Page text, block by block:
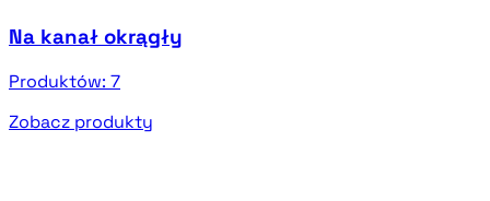
Na kanał okrągły
Produktów: 7
Zobacz produkty